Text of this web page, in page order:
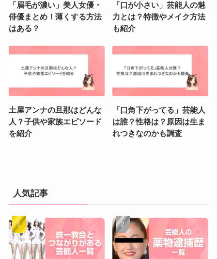
「眉毛が濃い」美人女優・
俳優まとめ！薄くする方法
はある？
「口が小さい」芸能人の魅
力とは？特徴やメイク方法
も紹介
土屋アンナの旦那はどんな
人？子供や家族エピソード
を紹介
「口角下がってる」芸能人
は誰？性格は？原因は生ま
れつきなのかも調査
人気記事